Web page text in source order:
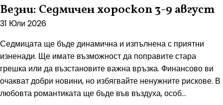
Везни: Седмичен хороскоп 3-9 август
31 Юли 2026
Седмицата ще бъде динамична и изпълнена с приятни
изненади. Ще имате възможност да поправите стара
грешка или да възстановите важна връзка. Финансово ви
очакват добри новини, но избягвайте ненужните рискове. В
любовта романтиката ще бъде във въздуха, особ...